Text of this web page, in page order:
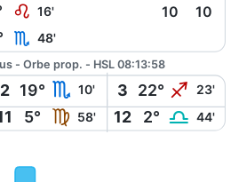
E 16' 10 10
H 48'
- Orbe prop. - HSL 08:13:58
2 19° H 10' 3 22° I 23'
5° F 58' 12 2° G 44'